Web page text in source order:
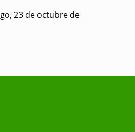
23 de octubre de